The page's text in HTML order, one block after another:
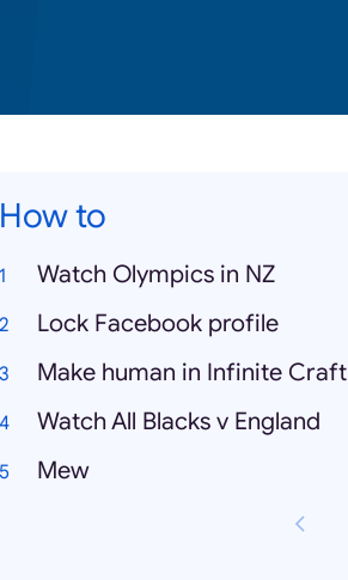
How to
Watch Olympics in NZ
Lock Facebook profile
Make human in Infinite Craft
Watch All Blacks v England
Mew